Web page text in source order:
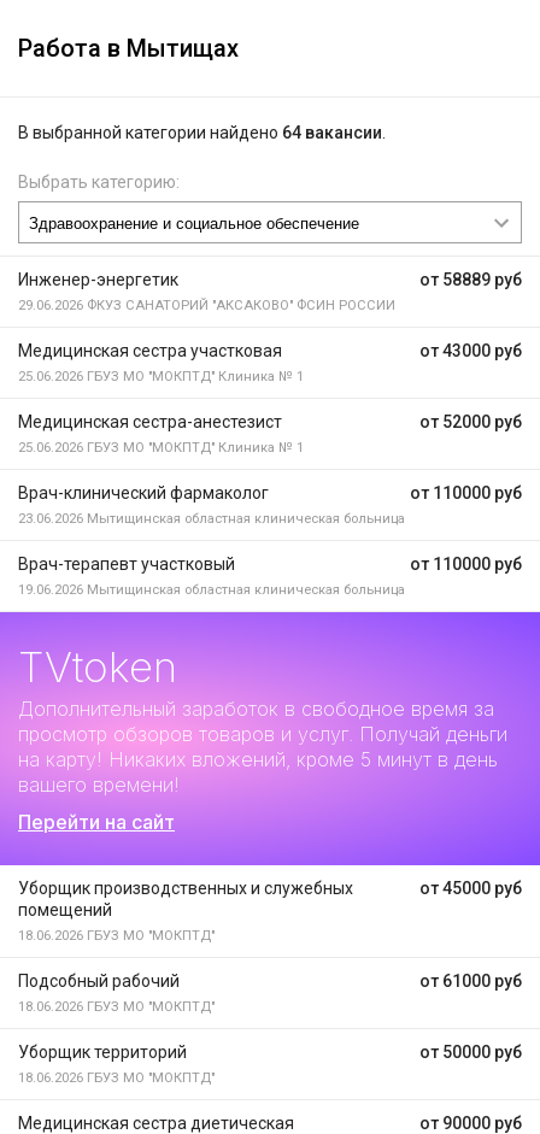
Работа в Мытищах
В выбранной категории найдено 64 вакансии
Выбрать категорию:
от 58889 руб
Инженер-энергетик
29.06.2026 ФКУЗ САНАТОРИЙ "АКСАКОВО" ФСИН РОССИИ
от 43000 руб
Медицинская сестра участковая
25.06.2026 ГБУЗ МО "МОКПТД" Клиника № 1
от 52000 руб
Медицинская сестра-анестезист
25.06.2026 ГБУЗ МО "МОКПТД" Клиника № 1
от 110000 руб
Врач-клинический фармаколог
23.06.2026 Мытищинская областная клиническая больница
от 110000 руб
Врач-терапевт участковый
19.06.2026 Мытищинская областная клиническая больница
TVtoken
Дополнительный заработок в свободное время за
просмотр обзоров товаров и услуг. Получай деньги
на карту! Никаких вложений, кроме 5 минут в день
вашего времени!
Перейти на сайт
от 45000 руб
Уборщик производственных и служебных
помещений
18.06.2026 ГБУЗ МО "МОКПТД"
от 61000 руб
Подсобный рабочий
18.06.2026 ГБУЗ МО "МОКПТД"
от 50000 руб
Уборщик территорий
18.06.2026 ГБУЗ МО "МОКПТД"
от 90000 руб
Медицинская сестра диетическая